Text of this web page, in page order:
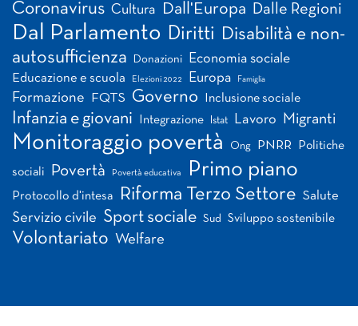
Coronavirus Cultura Dall'Europa Dalle Regioni
Dal Parlamento Diritti Disabilità e non-
autosufficienza
Donazioni Economia sociale
Educazione e scuola Elezioni 2022 Europa Famiglia
Formazione FQTS Governo Inclusione sociale
Infanzia e giovani Integrazione Istat Lavoro Migranti
Monitoraggio povertà Ong PNRR Politiche
sociali Povertà Povertà educativa Primo piano
Protocollo d'intesa Riforma Terzo Settore Salute
Servizio civile Sport sociale Sud Sviluppo sostenibile
Volontariato Welfare